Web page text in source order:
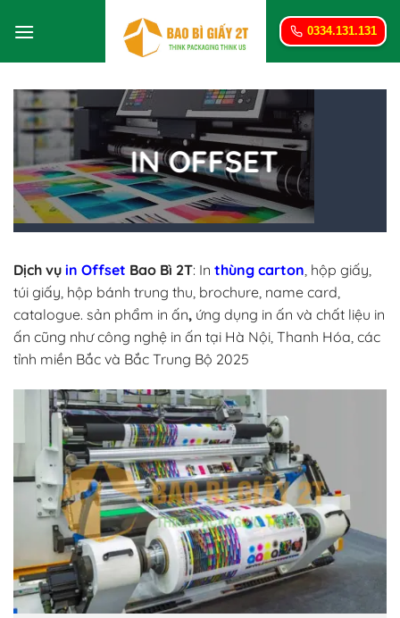
qua
0334.131.131
IN OFFSET
Dịch vụ in Offset Bao Bì 2T: In thùng carton, hộp giấy,
túi giấy, hộp bánh trung thu, brochure, name card,
catalogue. sản phẩm in ấn, ứng dụng in ấn và chất liệu in
ấn cũng như công nghệ in ấn tại Hà Nội, Thanh Hóa, các
tỉnh miền Bắc và Bắc Trung Bộ 2025